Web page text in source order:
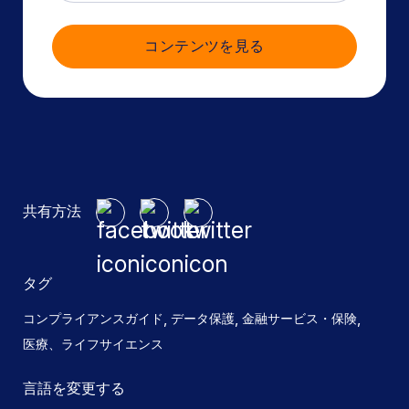
コンテンツを見る
共有方法
タグ
コンプライアンスガイド, データ保護, 金融サービス・保険,
医療、ライフサイエンス
言語を変更する